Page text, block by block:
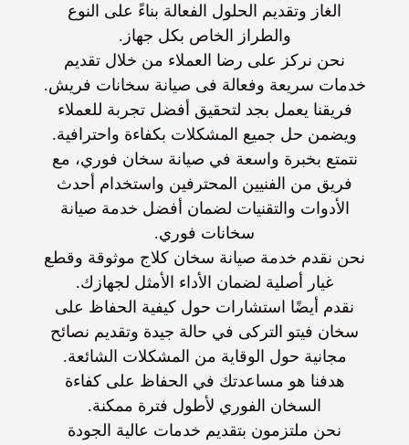
الغاز وتقديم الحلول الفعالة بناءً على النوع
والطراز الخاص بكل جهاز.
نحن نركز على رضا العملاء من خلال تقديم
خدمات سريعة وفعالة فى صيانة سخانات فريش.
فريقنا يعمل بجد لتحقيق أفضل تجربة للعملاء
ويضمن حل جميع المشكلات بكفاءة واحترافية.
نتمتع بخبرة واسعة في صيانة سخان فوري، مع
فريق من الفنيين المحترفين واستخدام أحدث
الأدوات والتقنيات لضمان أفضل خدمة صيانة
سخانات فوري.
نحن نقدم خدمة صيانة سخان كلاج موثوقة وقطع
غيار أصلية لضمان الأداء الأمثل لجهازك.
نقدم أيضًا استشارات حول كيفية الحفاظ على
سخان فيتو التركى في حالة جيدة وتقديم نصائح
مجانية حول الوقاية من المشكلات الشائعة.
هدفنا هو مساعدتك في الحفاظ على كفاءة
السخان الفوري لأطول فترة ممكنة.
نحن ملتزمون بتقديم خدمات عالية الجودة